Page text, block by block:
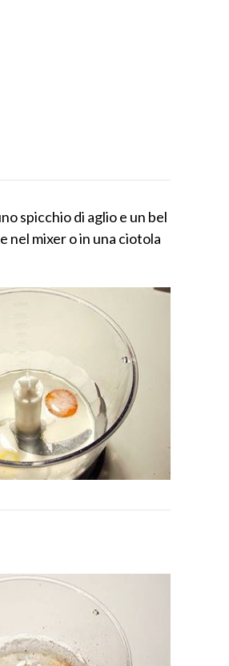
spicchio di aglio e un bel
nel mixer o in una ciotola